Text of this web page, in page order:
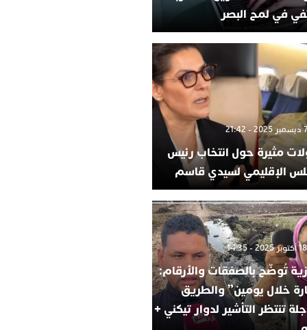
في لمح البصر
مثيرة حول انتخاب رئيس
الإقليمي لسيدي قاسم
تُوضّح بالصفقات والأرقام:
خلال يومين” والطريق
تنتظر التأشير لدوار تيكني +